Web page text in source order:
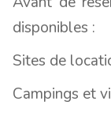
disponibles :
Sites de
Campings et